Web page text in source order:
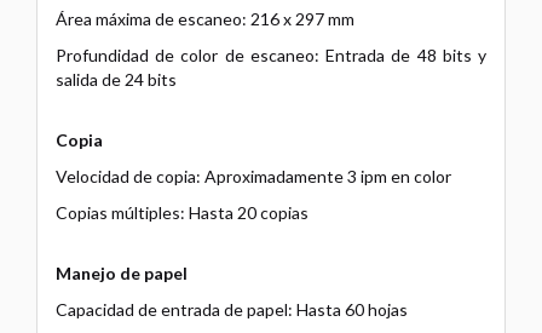
Área máxima de escaneo: 216 x 297 mm
Profundidad de color de escaneo: Entrada de 48 bits y
salida de 24 bits
Copia
Velocidad de copia: Aproximadamente 3 ipm en color
Copias múltiples: Hasta 20 copias
Manejo de papel
Capacidad de entrada de papel: Hasta 60 hojas